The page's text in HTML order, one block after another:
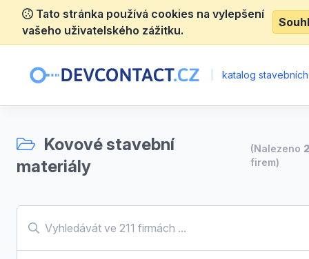
Tato stránka používá cookies na vylepšení
vašeho uživatelského zážitku.
katalog
Kovové stavební
materiály
(Nalezeno
firem)